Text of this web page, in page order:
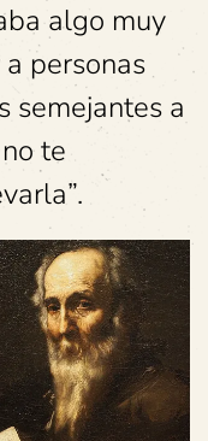
algo muy
personas
semejantes a
te